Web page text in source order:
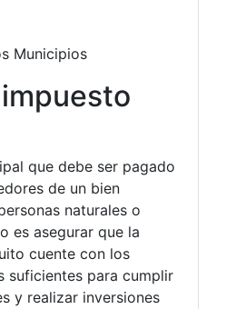
Municipios
que debe ser pagado
de un bien
naturales o
es asegurar que la
cuente con los
suficientes para cumplir
y realizar inversiones